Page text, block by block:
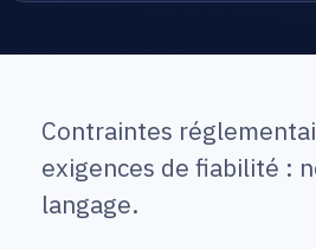
Contraintes
exigences de fiabilité :
langage.